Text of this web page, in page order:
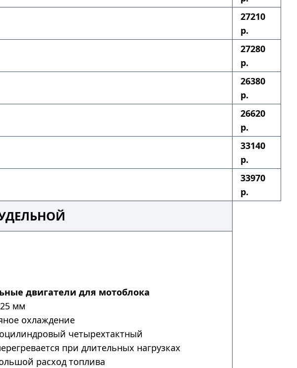
27210
р.
27280
р.
26380
р.
26620
р.
33140
р.
33970
р.
двигатели для мотоблока
мм
охлаждение
четырехтактный
при длительных нагрузках
расход топлива